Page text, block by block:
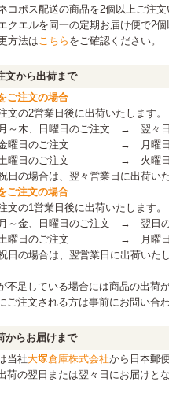
コポス配送の商品を2個以上ご注
クエルを同一の定期お届け便で2
方法はこちら をご確認ください。
文から出荷まで
ご注文の場合
文の2営業日後に出荷いたします。
月～木、日曜日のご注文 → 翌々
金曜日のご注文 → 月曜日
土曜日のご注文 → 火曜日
日の場合は、翌々営業日に出荷いた
ご注文の場合
文の1営業日後に出荷いたします。
月～金、日曜日のご注文 → 翌日
土曜日のご注文 → 月曜日
日の場合は、翌営業日に出荷いたし
不足している場合には商品の出荷
ご注文される方は事前にお問い合
からお届けまで
当社大塚倉庫株式会社から日本郵
荷の翌日または翌々日にお届けと